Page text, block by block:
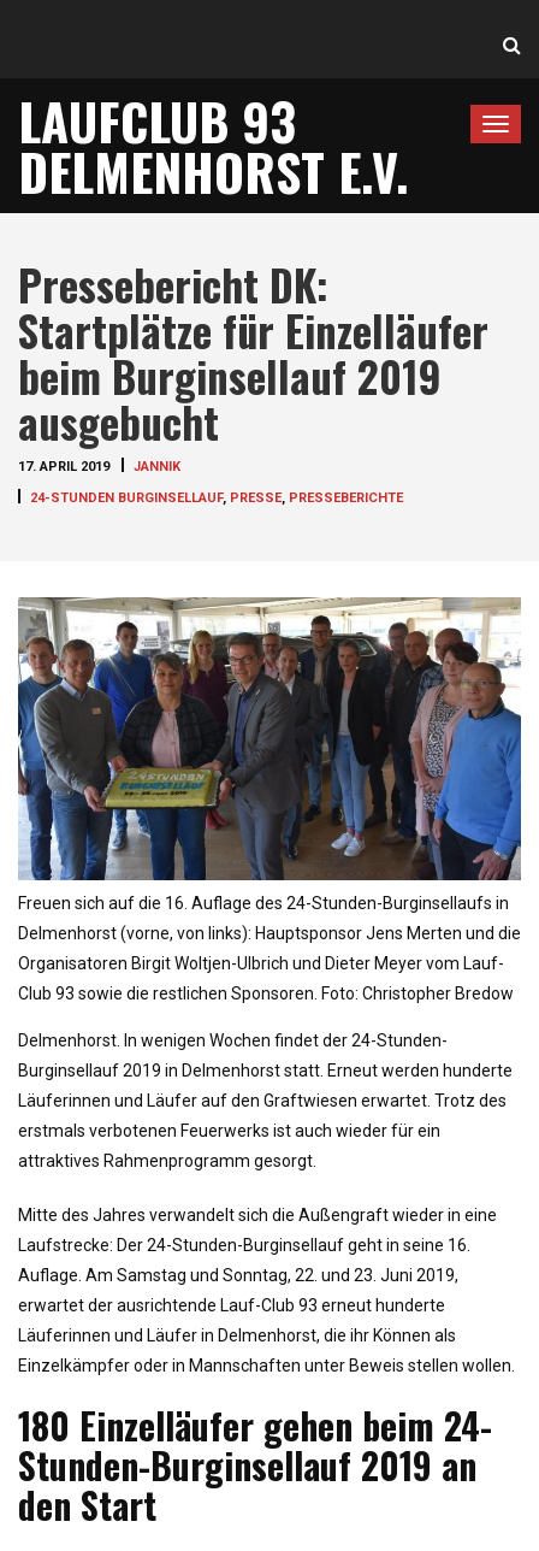
T
g
LAUFCLUB 93
DELMENHORST E.V.
Pressebericht DK:
Startplätze für Einzelläufer
beim Burginsellauf 2019
ausgebucht
17. APRIL 2019
JANNIK
24-STUNDEN BURGINSELLAUF, PRESSE, PRESSEBERICHTE
Freuen sich auf die 16. Auflage des 24-Stunden-Burginsellaufs in
Delmenhorst (vorne, von links): Hauptsponsor Jens Merten und die
Organisatoren Birgit Woltjen-Ulbrich und Dieter Meyer vom Lauf-
Club 93 sowie die restlichen Sponsoren. Foto: Christopher Bredow
Delmenhorst. In wenigen Wochen findet der 24-Stunden-
Burginsellauf 2019 in Delmenhorst statt. Erneut werden hunderte
Läuferinnen und Läufer auf den Graftwiesen erwartet. Trotz des
erstmals verbotenen Feuerwerks ist auch wieder für ein
attraktives Rahmenprogramm gesorgt.
Mitte des Jahres verwandelt sich die Außengraft wieder in eine
Laufstrecke: Der 24-Stunden-Burginsellauf geht in seine 16.
Auflage. Am Samstag und Sonntag, 22. und 23. Juni 2019,
erwartet der ausrichtende Lauf-Club 93 erneut hunderte
Läuferinnen und Läufer in Delmenhorst, die ihr Können als
Einzelkämpfer oder in Mannschaften unter Beweis stellen wollen.
180 Einzelläufer gehen beim 24-
Stunden-Burginsellauf 2019 an
den Start